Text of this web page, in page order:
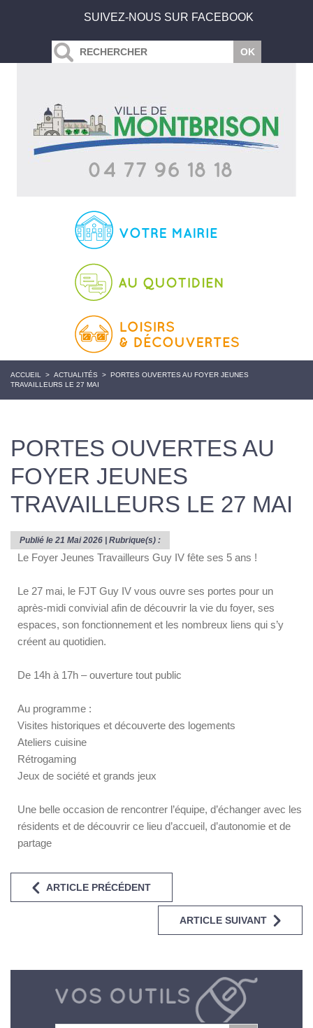
SUIVEZ-NOUS SUR FACEBOOK
ACCUEIL > ACTUALITÉS > PORTES OUVERTES AU FOYER JEUNES
TRAVAILLEURS LE 27 MAI
PORTES OUVERTES AU
FOYER JEUNES
TRAVAILLEURS LE 27 MAI
Publié le 21 Mai 2026 | Rubrique(s) :
Le Foyer Jeunes Travailleurs Guy IV fête ses 5 ans !
Le 27 mai, le FJT Guy IV vous ouvre ses portes pour un
après-midi convivial afin de découvrir la vie du foyer, ses
espaces, son fonctionnement et les nombreux liens qui s’y
créent au quotidien.
De 14h à 17h – ouverture tout public
Au programme :
Visites historiques et découverte des logements
Ateliers cuisine
Rétrogaming
Jeux de société et grands jeux
Une belle occasion de rencontrer l’équipe, d’échanger avec les
résidents et de découvrir ce lieu d’accueil, d’autonomie et de
partage
ARTICLE PRÉCÉDENT
ARTICLE SUIVANT